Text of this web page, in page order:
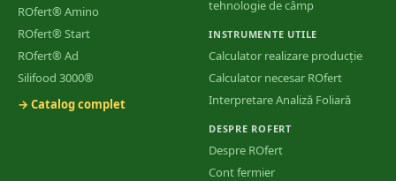
ROfert® Amino
ROfert® Start
ROfert® Ad
Silifood 3000®
→ Catalog complet
tehnologie de câmp
INSTRUMENTE UTILE
Calculator realizare producție
Calculator necesar ROfert
Interpretare Analiză Foliară
DESPRE ROFERT
Despre ROfert
Cont fermier